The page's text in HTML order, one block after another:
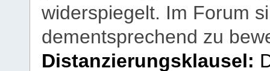
widerspiegelt. Im Forum
dementsprechend zu
Distanzierungsklausel: